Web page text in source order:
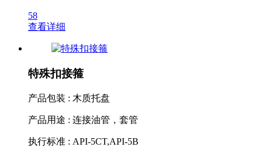
58
查看详细
特殊扣接箍
产品包装 : 木质托盘
产品用途 : 连接油管，套管
执行标准 : API-5CT,API-5B